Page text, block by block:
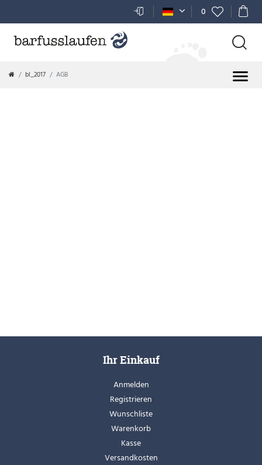
0
bl_2017 AGB
Ihr Einkauf
Anmelden
Registrieren
Wunschliste
Warenkorb
Kasse
Versandkosten